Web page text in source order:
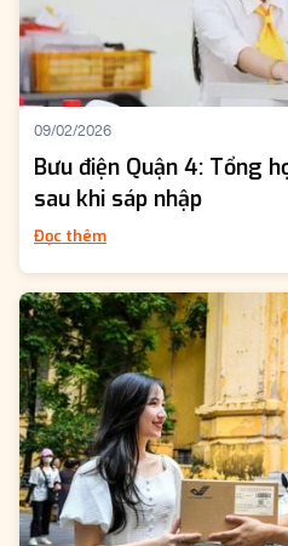
09/02/2026
Bưu điện Quận 4: Tổng
sau khi sáp nhập
Đọc thêm